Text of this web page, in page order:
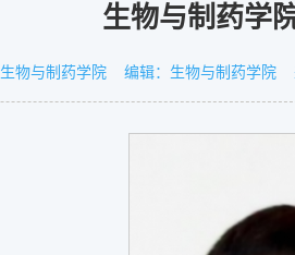
生物与制药学
生物与制药学院 编辑： 生物与制药学院